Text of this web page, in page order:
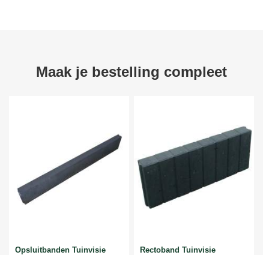
Maak je bestelling compleet
Opsluitbanden Tuinvisie
Rectoband Tuinvisie